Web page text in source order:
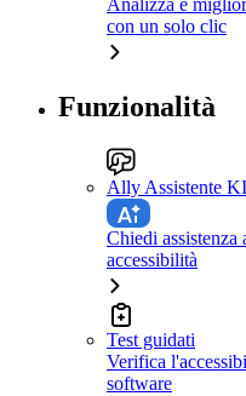
Analizza e
con un solo clic
Funzionalità
Ally Assistente KI
Chiedi
accessibilità
Test guidati
Verifica
software